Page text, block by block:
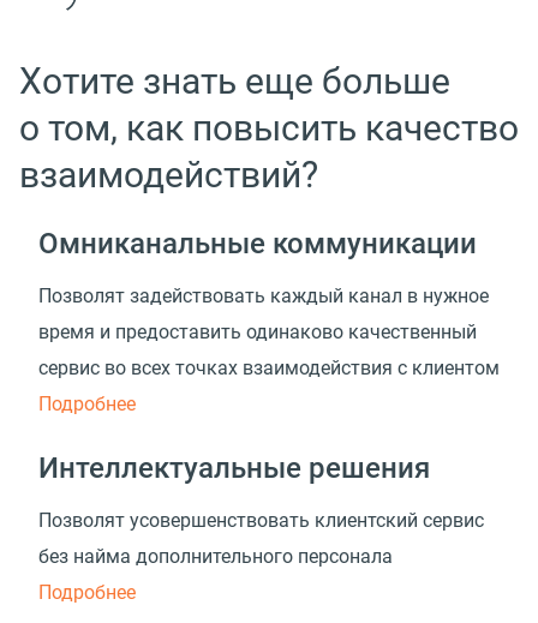
Хотите знать еще больше
о том, как повысить качество
взаимодействий?
Омниканальные коммуникации
Позволят задействовать каждый канал в нужное
время и предоставить одинаково качественный
сервис во всех точках взаимодействия с клиентом
Подробнее
Интеллектуальные решения
Позволят усовершенствовать клиентский сервис
без найма дополнительного персонала
Подробнее